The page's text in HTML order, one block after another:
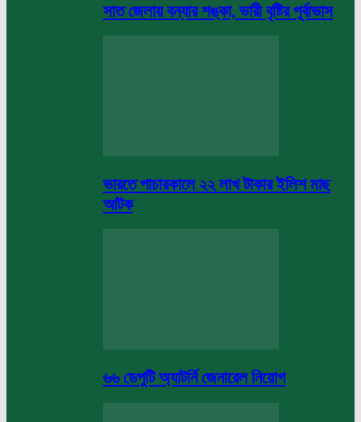
সাত জেলায় বন্যার শঙ্কা, ভারী বৃষ্টির পূর্বাভাস
ভারতে পাচারকালে ২২ লাখ টাকার ইলিশ মাছ
আটক
৬৬ ডেপুটি অ্যাটর্নি জেনারেল নিয়োগ